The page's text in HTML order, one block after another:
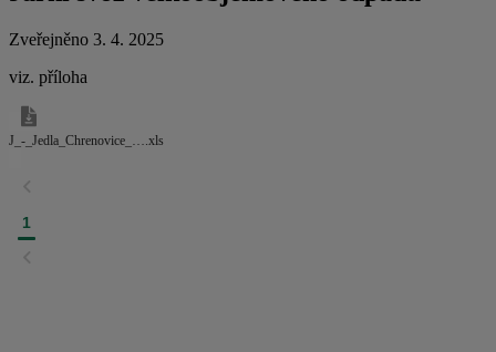
Zveřejněno 3. 4. 2025
viz. příloha
J_-_Jedla_Chrenovice_….xls
1